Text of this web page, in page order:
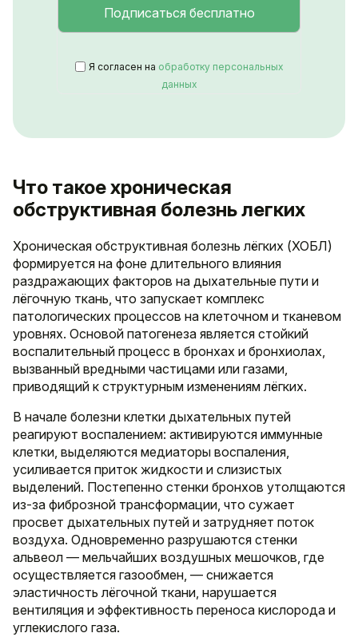
Я согласен на обработку персональных
данных
Что такое хроническая
обструктивная болезнь легких
Хроническая обструктивная болезнь лёгких (ХОБЛ)
формируется на фоне длительного влияния
раздражающих факторов на дыхательные пути и
лёгочную ткань, что запускает комплекс
патологических процессов на клеточном и тканевом
уровнях. Основой патогенеза является стойкий
воспалительный процесс в бронхах и бронхиолах,
вызванный вредными частицами или газами,
приводящий к структурным изменениям лёгких.
В начале болезни клетки дыхательных путей
реагируют воспалением: активируются иммунные
клетки, выделяются медиаторы воспаления,
усиливается приток жидкости и слизистых
выделений. Постепенно стенки бронхов утолщаются
из-за фиброзной трансформации, что сужает
просвет дыхательных путей и затрудняет поток
воздуха. Одновременно разрушаются стенки
альвеол — мельчайших воздушных мешочков, где
осуществляется газообмен, — снижается
эластичность лёгочной ткани, нарушается
вентиляция и эффективность переноса кислорода и
углекислого газа.